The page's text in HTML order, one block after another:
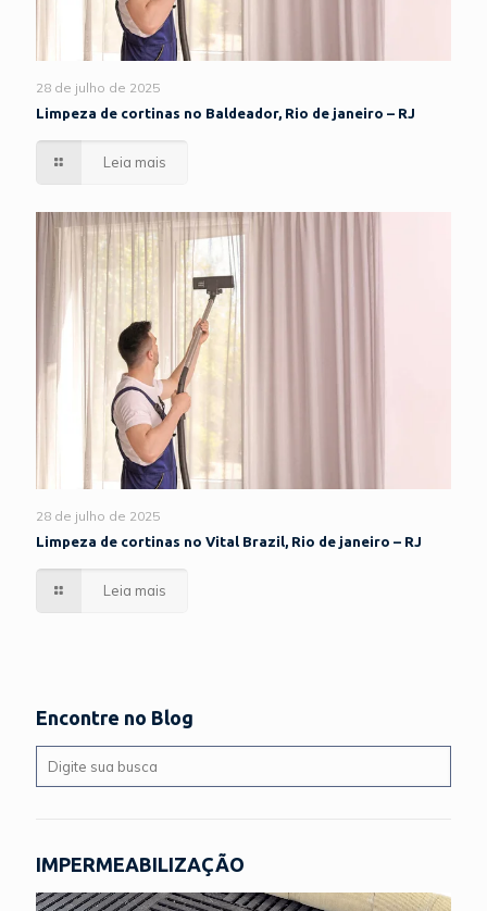
28 de julho de 2025
Limpeza de cortinas no Baldeador, Rio de janeiro – RJ
Leia mais
28 de julho de 2025
Limpeza de cortinas no Vital Brazil, Rio de janeiro – RJ
Leia mais
Encontre no Blog
IMPERMEABILIZAÇÃO
Tocador